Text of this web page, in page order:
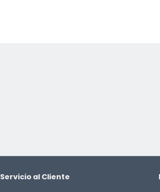
Servicio al Cliente